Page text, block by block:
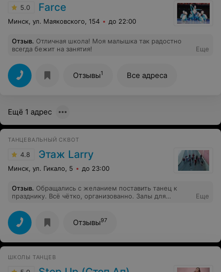
5.0 Farce
Минск, ул. Маяковского, 154 до 22:00
Отзыв. Отличная школа! Моя малышка так радостно
всегда бежит на занятия!
Еще
Отзывы1 Все адреса
Ещё 1 адрес
ТАНЦЕВАЛЬНЫЙ СКВОТ
4.8 Этаж Larry
Минск, ул. Гикало, 5 до 23:00
Отзыв. Обращались с желанием поставить танец к
празднику. Всё чётко, организованно. Залы для
(хореограф) придумала для нас оригинальный танец с
учётом всех наших пожеланий. Терпеливо и толково
нас обучала. Гости были в восторге от нашего
номера!))) Светлана, спасибо!!!
Еще
Отзывы97
ШКОЛЫ ТАНЦЕВ